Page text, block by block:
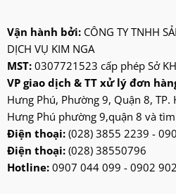
kangaroo
kangen
kdk
ktp
lifan
Mitsubishi
nanoco
ninosun
Vận hành bởi: CÔNG TY TNHH
DỊCH VỤ KIM NGA
MST: 0307721523 cấp phép Sở
VP giao dịch & TT xử lý đơn
Hưng Phú, Phường 9, Quận 8,
Hưng Phú phường 9,quận 8 và
Điện thoại: (028) 3855 2239 -
Điện thoại: (028) 38550796
Hotline:0907 044 099 - 0902